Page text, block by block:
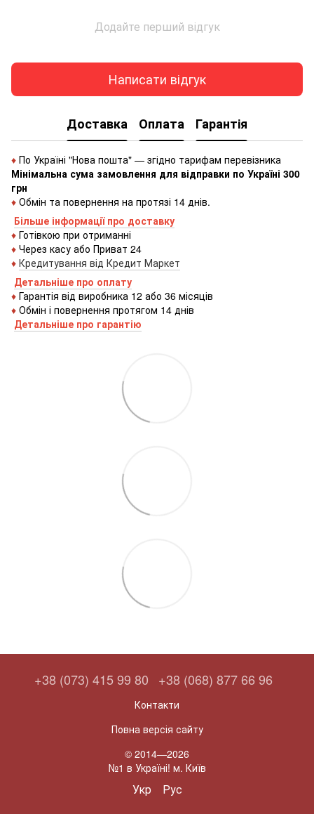
Додайте перший відгук
Написати відгук
Доставка Оплата Гарантія
♦ По Україні "Нова пошта" — згідно тарифам перевізника
Мінімальна сума замовлення для відправки по Україні 300
грн
♦ Обмін та повернення на протязі 14 днів.
Більше інформації про доставку
♦ Готівкою при отриманні
♦ Через касу або Приват 24
♦ Кредитування від Кредит Маркет
Детальніше про оплату
♦ Гарантія від виробника 12 або 36 місяців
♦ Обмін і повернення протягом 14 днів
Детальніше про гарантію
+38 (073) 415 99 80 +38 (068) 877 66 96
Контакти
Повна версія сайту
© 2014—2026
№1 в Україні! м. Київ
Укр Рус